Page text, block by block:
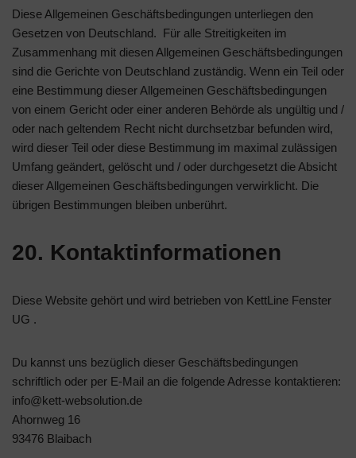
Diese Allgemeinen Geschäftsbedingungen unterliegen den
Gesetzen von Deutschland. Für alle Streitigkeiten im
Zusammenhang mit diesen Allgemeinen Geschäftsbedingungen
sind die Gerichte von Deutschland zuständig. Wenn ein Teil oder
eine Bestimmung dieser Allgemeinen Geschäftsbedingungen
von einem Gericht oder einer anderen Behörde als ungültig und /
oder nach geltendem Recht nicht durchsetzbar befunden wird,
wird dieser Teil oder diese Bestimmung im maximal zulässigen
Umfang geändert, gelöscht und / oder durchgesetzt die Absicht
dieser Allgemeinen Geschäftsbedingungen verwirklicht. Die
übrigen Bestimmungen bleiben unberührt.
20. Kontaktinformationen
Diese Website gehört und wird betrieben von KettLine Fenster
UG .
Du kannst uns bezüglich dieser Geschäftsbedingungen
schriftlich oder per E-Mail an die folgende Adresse kontaktieren:
info@kett-websolution.de
Ahornweg 16
93476 Blaibach